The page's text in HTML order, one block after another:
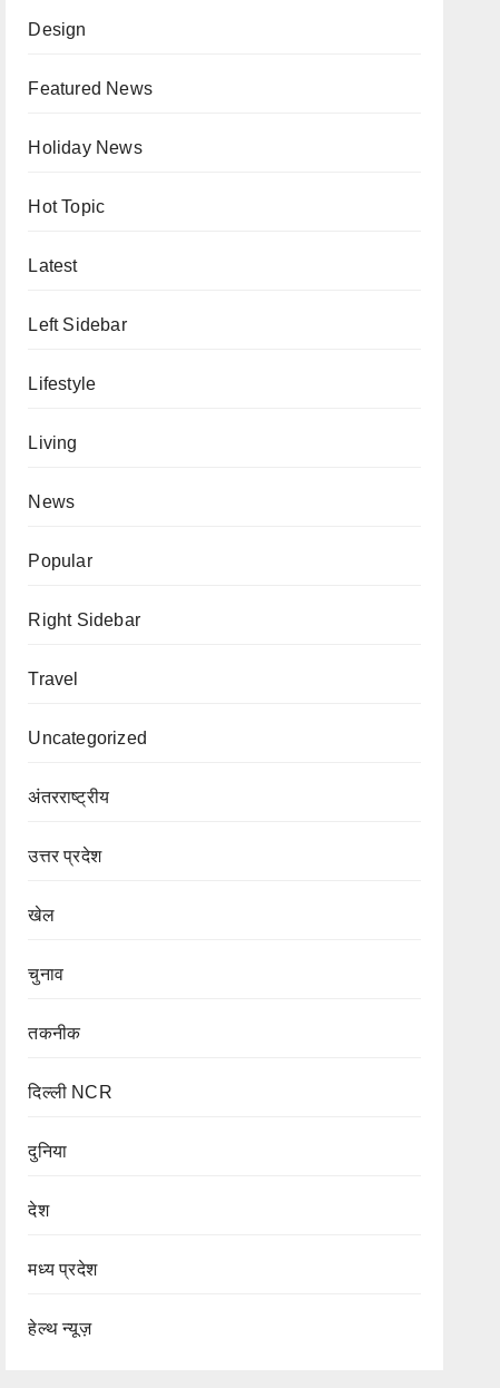
Design
Featured News
Holiday News
Hot Topic
Latest
Left Sidebar
Lifestyle
Living
News
Popular
Right Sidebar
Travel
Uncategorized
अंतरराष्ट्रीय
उत्तर प्रदेश
खेल
चुनाव
तकनीक
दिल्ली NCR
दुनिया
देश
मध्य प्रदेश
हेल्थ न्यूज़